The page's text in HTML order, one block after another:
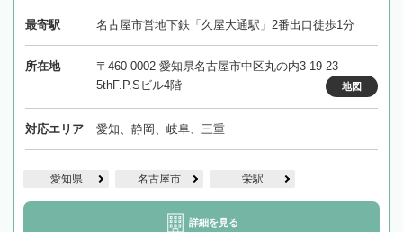
最寄駅 名古屋市営地下鉄「久屋大通駅」2番出口徒歩1分
所在地
〒460-0002 愛知県名古屋市中区丸の内3-19-23
5thF.P.Sビル4階
地図
対応エリア 愛知、静岡、岐阜、三重
愛知県 名古屋市 栄駅
詳細を見る